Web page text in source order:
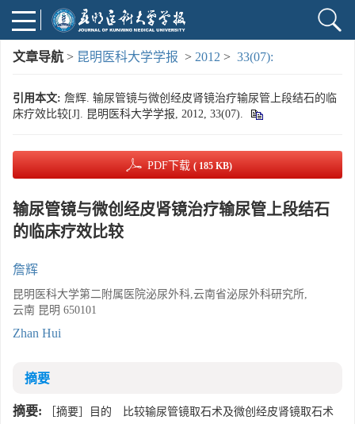
文章导航 > 昆明医科大学学报 > 2012 > 33(07):
引用本文: 詹辉. 输尿管镜与微创经皮肾镜治疗输尿管上段结石的临
床疗效比较[J]. 昆明医科大学学报, 2012, 33(07).
PDF下载 ( 185 KB)
输尿管镜与微创经皮肾镜治疗输尿管上段结石
的临床疗效比较
詹辉
昆明医科大学第二附属医院泌尿外科,云南省泌尿外科研究所,
云南 昆明 650101
Zhan Hui
摘要
摘要: ［摘要］目的 比较输尿管镜取石术及微创经皮肾镜取石术